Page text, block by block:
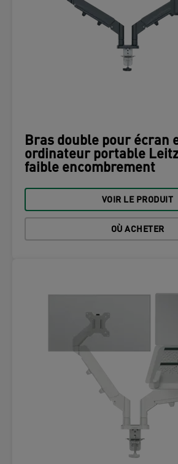
Bras double pour écran
ordinateur portable
faible encombrement
VOIR LE PRODUIT
OÙ ACHETER